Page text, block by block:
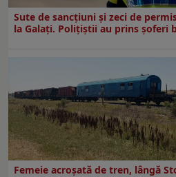
Sute de sancțiuni și zeci de
la Galați. Polițiștii au prins șoferi
Femeie acroșată de tren, lângă